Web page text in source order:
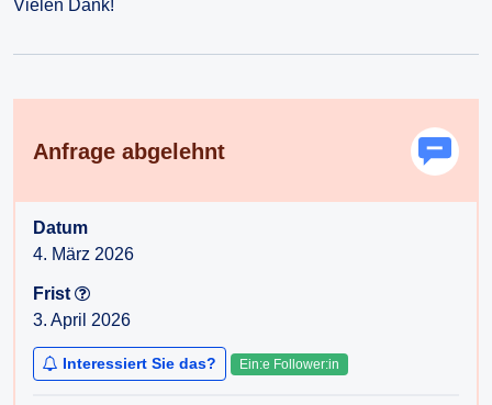
Vielen Dank!
Anfrage abgelehnt
Datum
4. März 2026
Frist
3. April 2026
Interessiert Sie das? Ein:e Follower:in